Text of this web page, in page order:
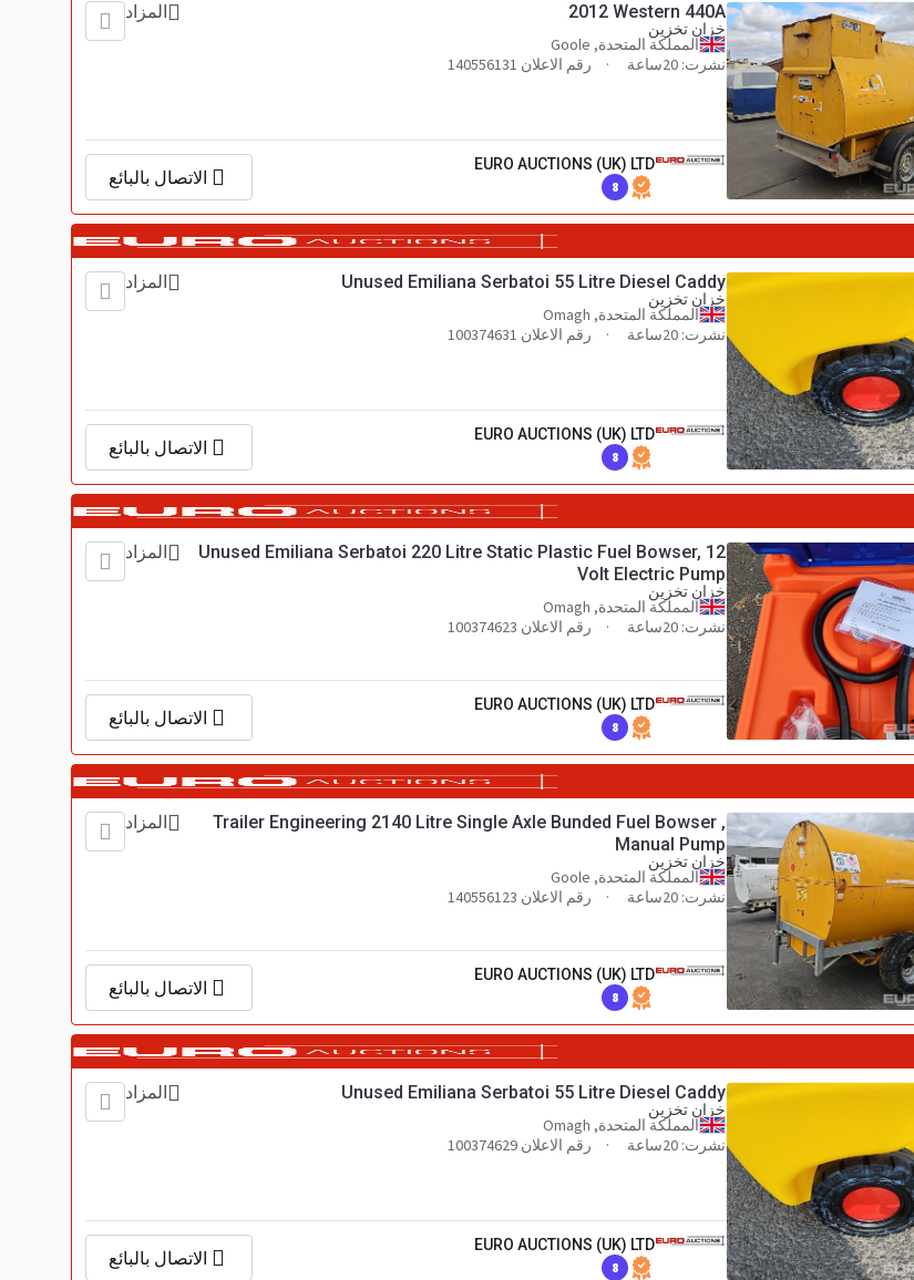
2012 Western 440A
خزان تخزين
المملكة المتحدة, Goole
نشرت: 20ساعة
رقم الاعلان 140556131
المزاد
EURO AUCTIONS (UK) LTD
8 الاتصال بالبائع
Unused Emiliana Serbatoi 55 Litre Diesel Caddy
خزان تخزين
المملكة المتحدة, Omagh
نشرت: 20ساعة
رقم الاعلان 100374631
المزاد
EURO AUCTIONS (UK) LTD
8 الاتصال بالبائع
Unused Emiliana Serbatoi 220 Litre Static Plastic Fuel Bowser, 12
Volt Electric Pump
خزان تخزين
المملكة المتحدة, Omagh
نشرت: 20ساعة
رقم الاعلان 100374623
المزاد
EURO AUCTIONS (UK) LTD
8 الاتصال بالبائع
Trailer Engineering 2140 Litre Single Axle Bunded Fuel Bowser ,
Manual Pump
خزان تخزين
المملكة المتحدة, Goole
نشرت: 20ساعة
رقم الاعلان 140556123
المزاد
EURO AUCTIONS (UK) LTD
8 الاتصال بالبائع
Unused Emiliana Serbatoi 55 Litre Diesel Caddy
خزان تخزين
المملكة المتحدة, Omagh
نشرت: 20ساعة
رقم الاعلان 100374629
المزاد
EURO AUCTIONS (UK) LTD
8 الاتصال بالبائع